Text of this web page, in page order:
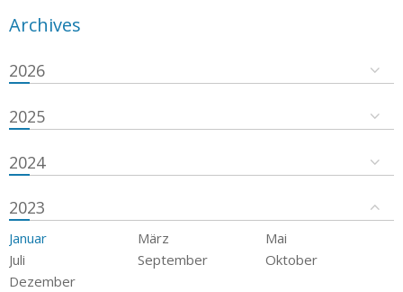
Archives
2026
2025
2024
2023
Januar März
Mai
Juli
September
Oktober
Dezember